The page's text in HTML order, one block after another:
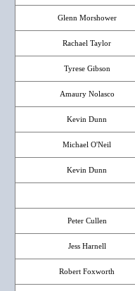
Glenn Morshower
Rachael Taylor
Tyrese Gibson
Amaury Nolasco
Kevin Dunn
Michael O'Neil
Kevin Dunn
Peter Cullen
Jess Harnell
Robert Foxworth